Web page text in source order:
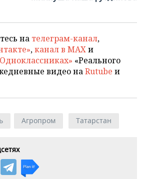
на телеграм-канал,
,канал в MAXи
«Реального
видео наRutube и
Агропром Татарстан